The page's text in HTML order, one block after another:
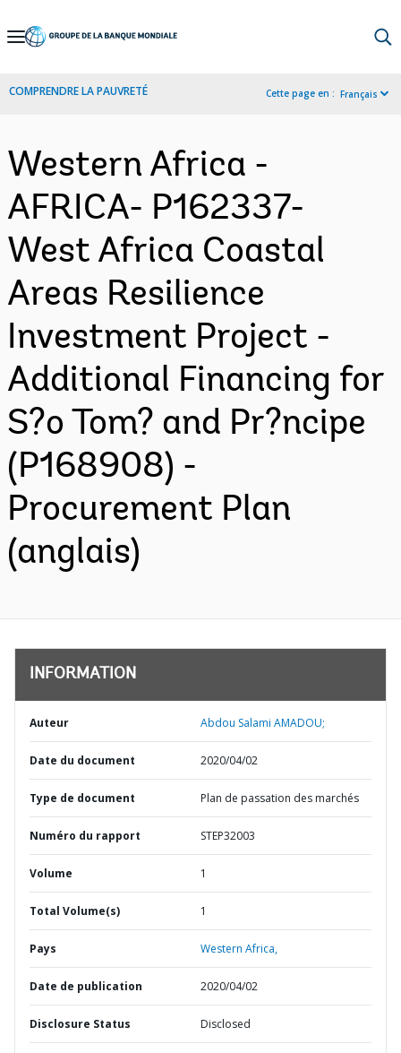
Skip
Navigation
COMPRENDRE LA PAUVRETÉ Cette page en : Français
Western Africa -
AFRICA- P162337-
West Africa Coastal
Areas Resilience
Investment Project -
Additional Financing for
S?o Tom? and Pr?ncipe
(P168908) -
Procurement Plan
(anglais)
INFORMATION
Auteur Abdou Salami AMADOU;
Date du document 2020/04/02
Type de document Plan de passation des marchés
Numéro du rapport STEP32003
Volume 1
Total Volume(s) 1
Pays Western Africa,
Date de publication 2020/04/02
Disclosure Status Disclosed